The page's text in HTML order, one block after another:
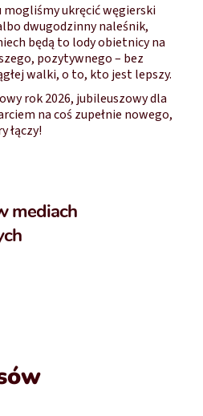
mogliśmy ukręcić węgierski
dwugodzinny naleśnik,
będą to lody obietnicy na
pozytywnego – bez
walki, o to, kto jest lepszy.
rok 2026, jubileuszowy dla
na coś zupełnie nowego,
łączy!
mediach